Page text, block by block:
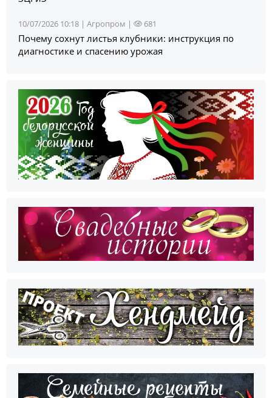
10/07/2026 10:18 | Агропром | 681
Почему сохнут листья клубники: инструкция по
диагностике и спасению урожая